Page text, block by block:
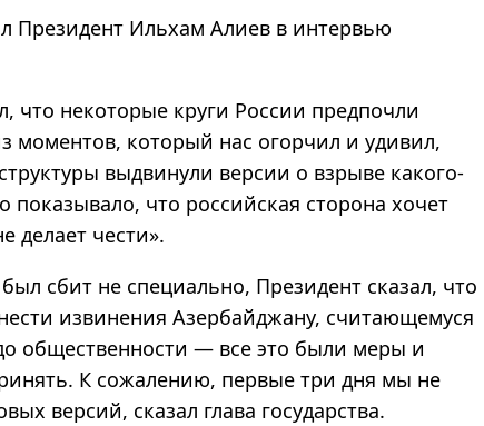
Президент Ильхам Алиев в интервью
что некоторые круги России предпочли
моментов, который нас огорчил и удивил,
выдвинули версии о взрыве какого-
показывало, что российская сторона хочет
делает чести».
сбит не специально, Президент сказал, что
извинения Азербайджану, считающемуся
общественности — все это были меры и
К сожалению, первые три дня мы не
версий, сказал глава государства.